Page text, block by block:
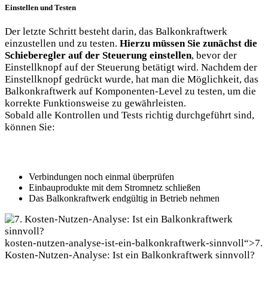
Einstellen und Testen
Der letzte⁤ Schritt besteht darin, das Balkonkraftwerk
⁣einzustellen und zu testen.⁤ Hierzu müssen Sie zunächst die‌
Schieberegler auf⁤ der Steuerung einstellen, bevor der ​
Einstellknopf ⁢auf der⁤ Steuerung betätigt​ wird. Nachdem⁤ der
Einstellknopf⁣ gedrückt wurde, hat man‌ die Möglichkeit, das
Balkonkraftwerk auf Komponenten-Level zu testen, um die
⁣korrekte ‌Funktionsweise zu gewährleisten.
Sobald ‌alle Kontrollen und ⁢Tests ⁤richtig durchgeführt sind,
können Sie:
Verbindungen noch ​einmal überprüfen
Einbauprodukte⁤ mit dem Stromnetz ⁢schließen
Das Balkonkraftwerk endgültig ⁢in‍ Betrieb nehmen
kosten-nutzen-analyse-ist-ein-balkonkraftwerk-sinnvoll“>7.
Kosten-Nutzen-Analyse: Ist⁢ ein Balkonkraftwerk ⁢sinnvoll?